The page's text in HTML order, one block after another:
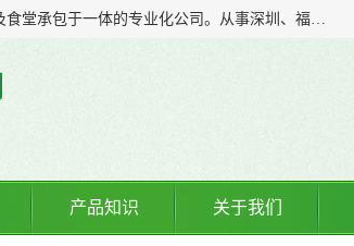
广东食安膳食管理服务有限公司是一家集干货粮油、肉禽蔬菜等食品加工、配送及食堂承包于一体的专业化公司。从事深圳、福永、公明、沙井、松岗等地区的蔬菜配送服务。 专业的服务队伍，以及完善的服务机制，经过多年的努力拼搏，赢得了广大客户的信赖和支持。
产品知识 关于我们